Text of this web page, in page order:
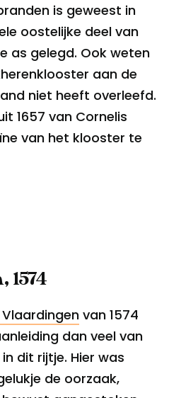
is geweest in
oostelijke deel van
as gelegd. Ook weten
aan de
niet heeft overleefd.
1657 van Cornelis
van het klooster te
van 1574
dan veel van
dit rijtje. Hier was
de oorzaak,